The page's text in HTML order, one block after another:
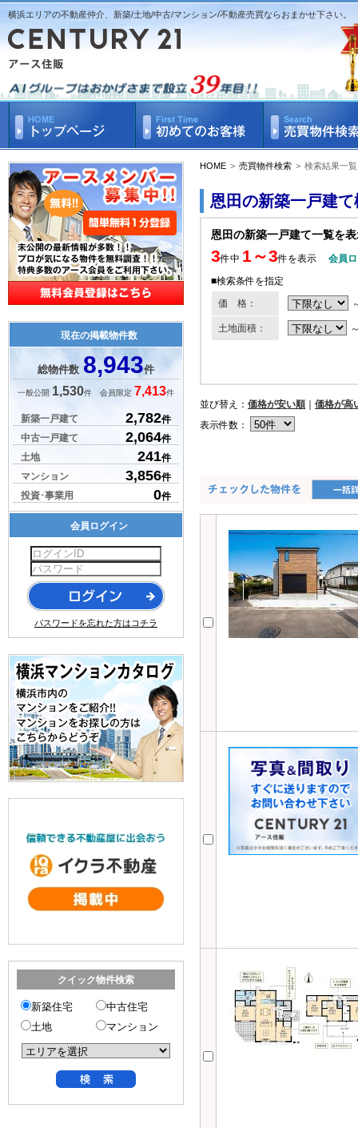
横浜エリアの不動産仲介、新築/土地/中古/マンション/不動産売買ならおまかせ下さい。
HOME > 売買物件検索 > 検索結果一覧
恩田の新築一戸建
恩田の新築一戸建て一覧を
3件中 1～3件を表示
会員
■検索条件を指定
価 格：
土地面積：
並び替え： 価格が安い順
価格が高
表示件数：
現在の掲載物件数
総物件数 8,943件
一般公開 1,530件 会員限定 7,413件
新築一戸建て 2,782件
中古一戸建て
2,064件
土地
241件
マンション
3,856件
投資･事業用
0件
会員ログイン
パスワードを忘れた方はコチラ
クイック物件検索
新築住宅
中古住宅
土地
マンション